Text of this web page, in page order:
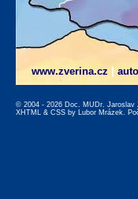
www.zverina.cz
© 2004 - 2026 Doc. MUDr. Jaroslav
XHTML & CSS by Lubor Mrázek.